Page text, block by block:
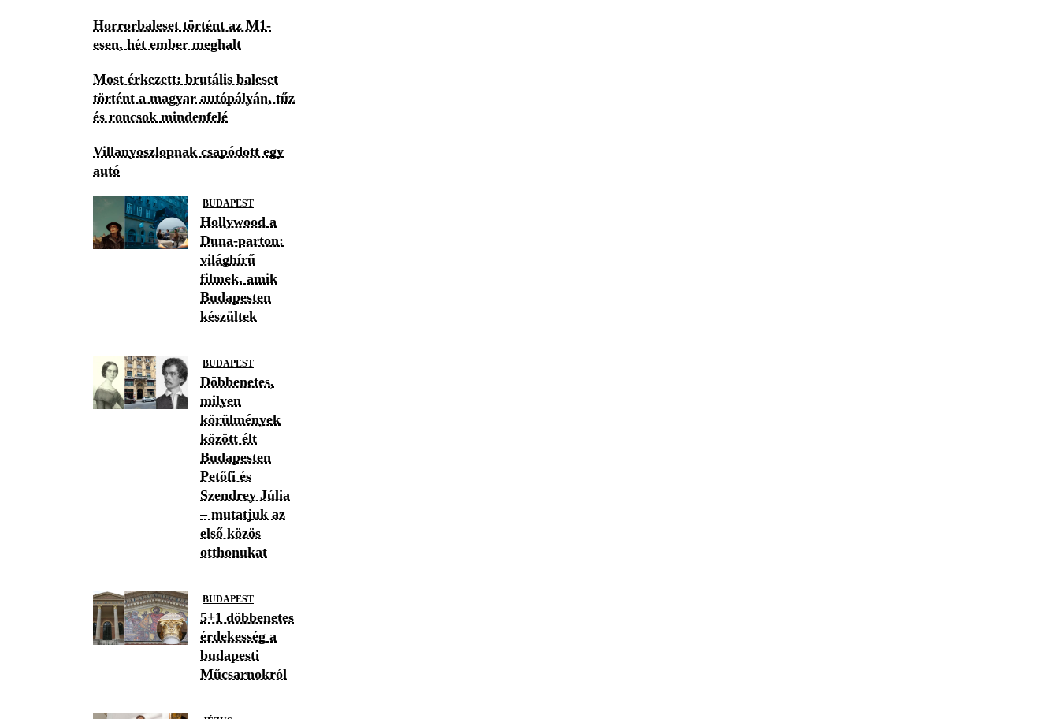
Horrorbaleset történt az M1-
esen, hét ember meghalt
Most érkezett: brutális baleset
történt a magyar autópályán, tűz
és roncsok mindenfelé
Villanyoszlopnak csapódott egy
autó
BUDAPEST
Hollywood a
Duna-parton:
világhírű
filmek, amik
Budapesten
készültek
BUDAPEST
Döbbenetes,
milyen
körülmények
között élt
Budapesten
Petőfi és
Szendrey Júlia
– mutatjuk az
első közös
otthonukat
BUDAPEST
5+1 döbbenetes
érdekesség a
budapesti
Műcsarnokról